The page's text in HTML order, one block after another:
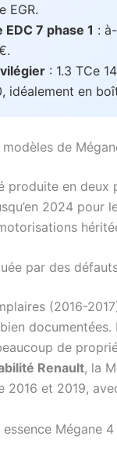
EGR.
EDC 7 phase 1 :
: 1.3 TCe
idéalement en
de
produite en deux
2024 pour
par des
(2016-
de
Renault, la
2016 et 2019,
Mégane